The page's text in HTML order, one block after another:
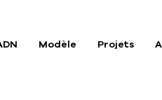
Modèle Projets